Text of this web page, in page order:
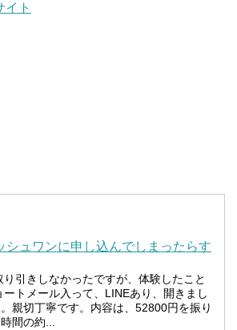
イト
シュワンに申し込んでしまったらす
引きしなかったですが、体験したこと
トメール入って、LINEあり、開きまし
親切丁寧です。内容は、52800円を振り
間の約...